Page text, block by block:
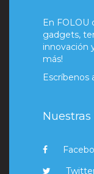
En
gadgets,
innovación
más!
Escríbenos
Nuestras